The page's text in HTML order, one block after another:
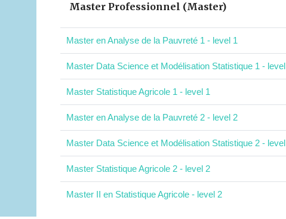
Master Professionnel (Master)
Master en Analyse de la Pauvreté 1 - level 1
Master Data Science et Modélisation Statistique 1 -
Master Statistique Agricole 1 - level 1
Master en Analyse de la Pauvreté 2 - level 2
Master Data Science et Modélisation Statistique 2 -
Master Statistique Agricole 2 - level 2
Master II en Statistique Agricole - level 2